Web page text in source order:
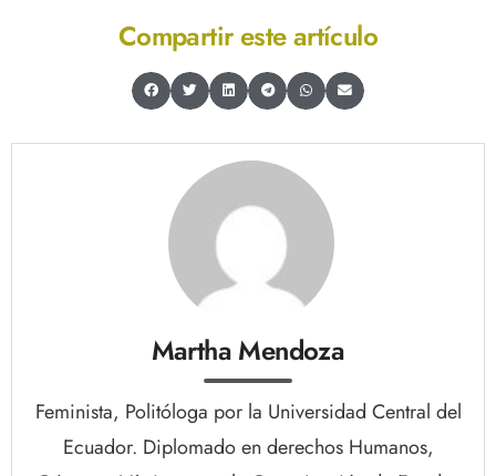
Compartir este artículo
Martha Mendoza
Feminista, Politóloga por la Universidad Central del
Ecuador. Diplomado en derechos Humanos,